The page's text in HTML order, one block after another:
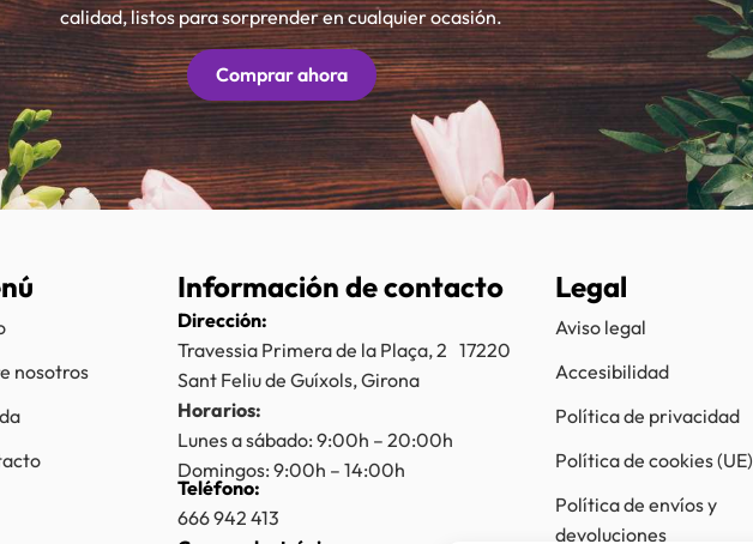
calidad, listos para sorprender en cualquier ocasión.
Comprar ahora
nosotros
Información de contacto
Dirección:
Travessia Primera de la Plaça, 2 17220
Sant Feliu de Guíxols, Girona
Horarios:
Lunes a sábado: 9:00h – 20:00h
Domingos: 9:00h – 14:00h
Teléfono:
666 942 413
Legal
Aviso legal
Accesibilidad
Política de privacidad
Política de cookies (UE)
Política de envíos y
devoluciones